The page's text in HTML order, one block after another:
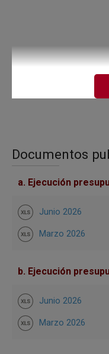
Documentos
a. Ejecución
Junio 2026
Marzo 2026
b. Ejecución
Junio 2026
Marzo 2026